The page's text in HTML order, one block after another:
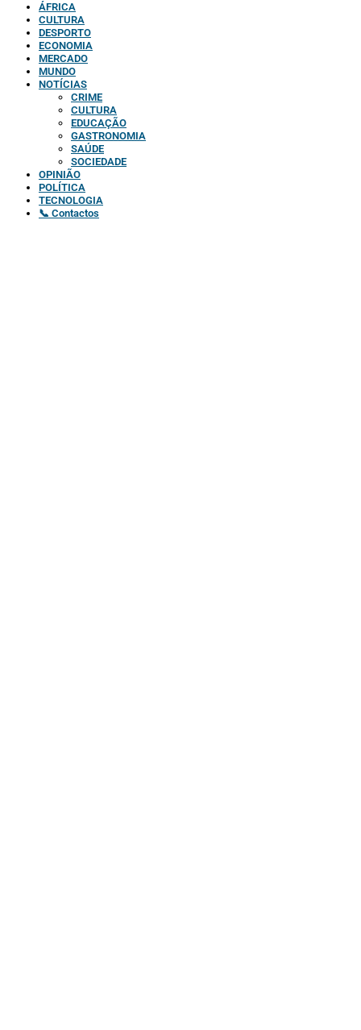
ÁFRICA
CULTURA
DESPORTO
ECONOMIA
MERCADO
MUNDO
NOTÍCIAS
CRIME
CULTURA
EDUCAÇÃO
GASTRONOMIA
SAÚDE
SOCIEDADE
OPINIÃO
POLÍTICA
TECNOLOGIA
📞 Contactos